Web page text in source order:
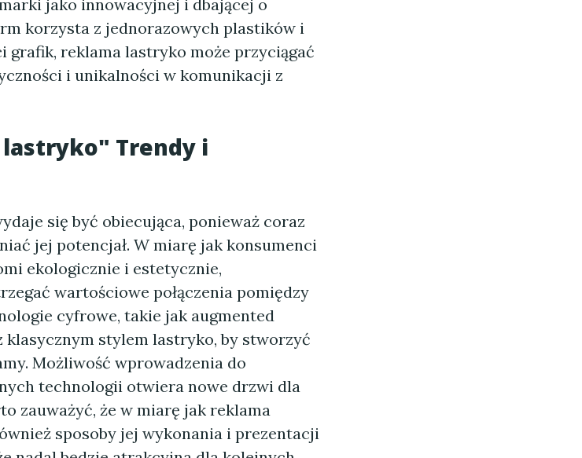
jako innowacyjnej i dbającej o
korzysta z jednorazowych plastików i
grafik, reklama lastryko może przyciągać
i unikalności w komunikacji z
lastryko" Trendy i
się być obiecująca, ponieważ coraz
jej potencjał. W miarę jak konsumenci
ekologicznie i estetycznie,
wartościowe połączenia pomiędzy
cyfrowe, takie jak augmented
klasycznym stylem lastryko, by stworzyć
Możliwość wprowadzenia do
technologii otwiera nowe drzwi dla
zauważyć, że w miarę jak reklama
sposoby jej wykonania i prezentacji